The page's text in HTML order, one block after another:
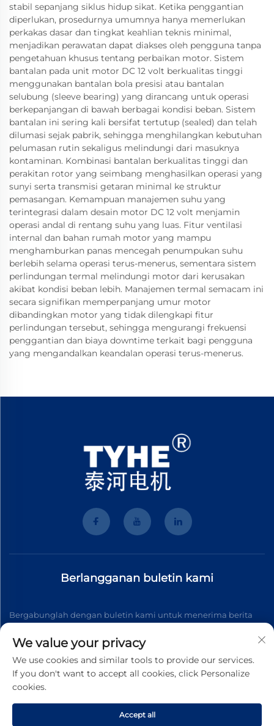
stabil sepanjang siklus hidup sikat. Ketika penggantian
diperlukan, prosedurnya umumnya hanya memerlukan
perkakas dasar dan tingkat keahlian teknis minimal,
menjadikan perawatan dapat diakses oleh pengguna tanpa
pengetahuan khusus tentang perbaikan motor. Sistem
bantalan pada unit motor DC 12 volt berkualitas tinggi
menggunakan bantalan bola presisi atau bantalan
selubung (sleeve bearing) yang dirancang untuk operasi
berkepanjangan di bawah berbagai kondisi beban. Sistem
bantalan ini sering kali bersifat tertutup (sealed) dan telah
dilumasi sejak pabrik, sehingga menghilangkan kebutuhan
pelumasan rutin sekaligus melindungi dari masuknya
kontaminan. Kombinasi bantalan berkualitas tinggi dan
perakitan rotor yang seimbang menghasilkan operasi yang
sunyi serta transmisi getaran minimal ke struktur
pemasangan. Kemampuan manajemen suhu yang
terintegrasi dalam desain motor DC 12 volt menjamin
operasi andal di rentang suhu yang luas. Fitur ventilasi
internal dan bahan rumah motor yang mampu
menghamburkan panas mencegah penumpukan suhu
berlebih selama operasi terus-menerus, sementara sistem
perlindungan termal melindungi motor dari kerusakan
akibat kondisi beban lebih. Manajemen termal semacam ini
secara signifikan memperpanjang umur motor
dibandingkan motor yang tidak dilengkapi fitur
perlindungan tersebut, sehingga mengurangi frekuensi
penggantian dan biaya downtime terkait bagi pengguna
yang mengandalkan keandalan operasi terus-menerus.
Berlangganan buletin kami
Bergabunglah dengan buletin kami untuk menerima berita
Berlangganan
Hak Cipta © 2026 Wenzhou Tyhe Motor Co.,ltd. Seluruh hak
We value your privacy
We use cookies and similar tools to provide our services.
If you don't want to accept all cookies, click Personalize
cookies.
Accept all